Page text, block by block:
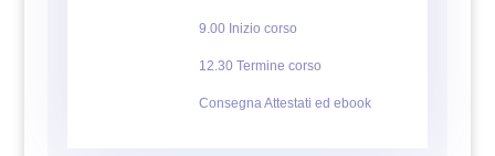
9.00 Inizio corso
12.30 Termine corso
Consegna Attestati ed ebook